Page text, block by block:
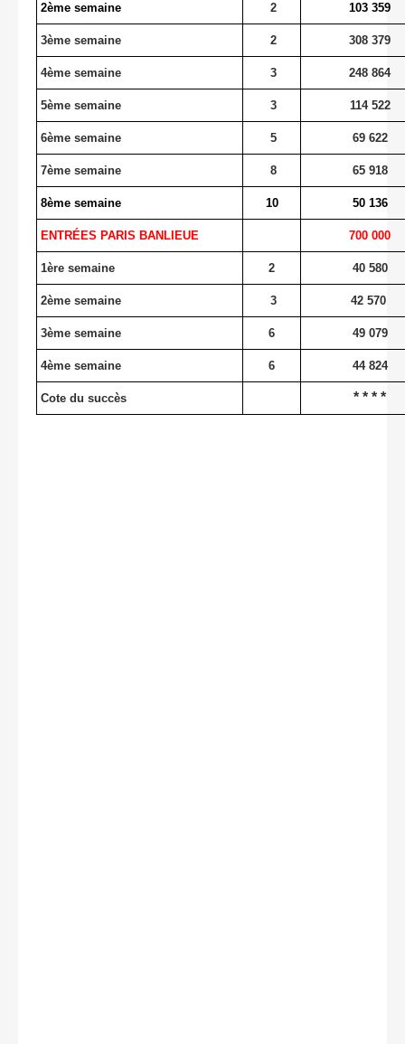
2ème semaine 2 103 359
3ème semaine 2 308 379
4ème semaine 3 248 864
5ème semaine 3 114 522
6ème semaine 5 69 622
7ème semaine 8 65 918
8ème semaine 10 50 136
ENTRÉES PARIS BANLIEUE 700 000
1ère semaine 2 40 580
2ème semaine 3 42 570
3ème semaine 6 49 079
4ème semaine 6 44 824
Cote du succès * * * *